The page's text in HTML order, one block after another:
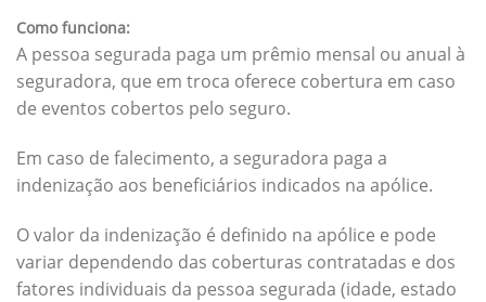
Como funciona:
A pessoa segurada paga um prêmio mensal ou anual à
seguradora, que em troca oferece cobertura em caso
de eventos cobertos pelo seguro.
Em caso de falecimento, a seguradora paga a
indenização aos beneficiários indicados na apólice.
O valor da indenização é definido na apólice e pode
variar dependendo das coberturas contratadas e dos
fatores individuais da pessoa segurada (idade, estado